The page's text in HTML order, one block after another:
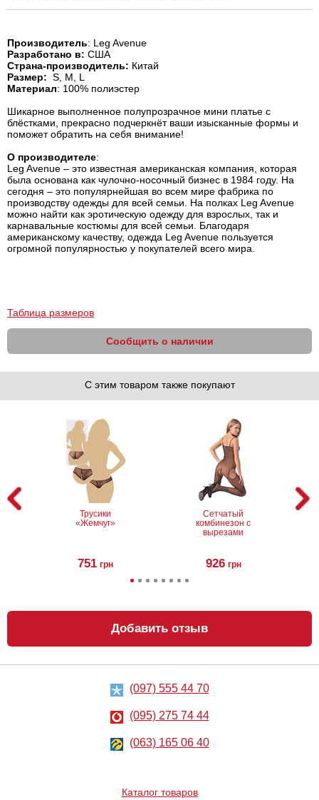
Производитель: Leg Avenue
Разработано в: США
Страна-производитель: Китай
Размер: S, M, L
Материал: 100% полиэстер
Шикарное выполненное полупрозрачное мини платье с
блёстками, прекрасно подчеркнёт ваши изысканные формы и
поможет обратить на себя внимание!
О производителе:
Leg Avenue – это известная американская компания, которая
была основана как чулочно-носочный бизнес в 1984 году. На
сегодня – это популярнейшая во всем мире фабрика по
производству одежды для всей семьи. На полках Leg Avenue
можно найти как эротическую одежду для взрослых, так и
карнавальные костюмы для всей семьи. Благодаря
американскому качеству, одежда Leg Avenue пользуется
огромной популярностью у покупателей всего мира.
Таблица размеров
Сообщить о наличии
С этим товаром также покупают
Трусики
«Жемчуг»
751 грн
Сетчатый
комбинезон с
вырезами
926 грн
Черные
колготки со
вставкой
грн
Игровой костюм
горничной
1504
Добавить отзыв
(097) 555 44 70
(095) 275 74 44
(063) 165 06 40
Каталог товаров